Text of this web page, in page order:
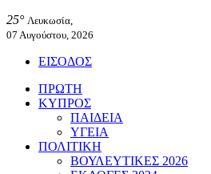
25° Λευκωσία,
07 Αυγούστου, 2026
ΕΙΣΟΔΟΣ
ΠΡΩΤΗ
ΚΥΠΡΟΣ
ΠΑΙΔΕΙΑ
ΥΓΕΙΑ
ΠΟΛΙΤΙΚΗ
ΒΟΥΛΕΥΤΙΚΕΣ 2026